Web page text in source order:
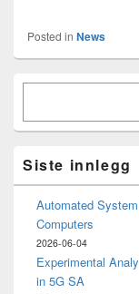
Posted in News
Primary
Area
Siste innlegg
Automated
Computers
2026-06-04
Experimental
in 5G SA